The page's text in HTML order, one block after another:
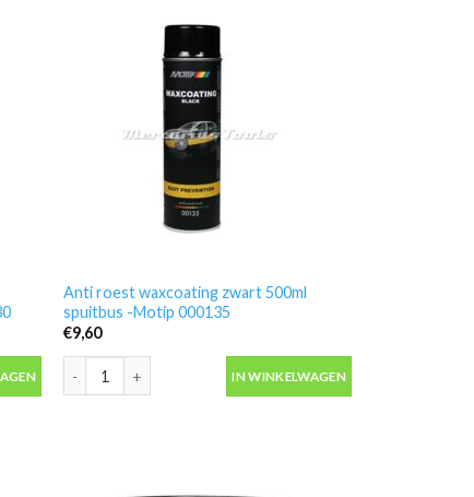
1ltr -Motip 000130 aantal
Anti roest waxcoating zwart 500ml
spuitbus -Motip 000135
€9,60
Anti roest waxcoating zwart 500ml spuitbus -Motip 000135
IN WINKELWAGEN